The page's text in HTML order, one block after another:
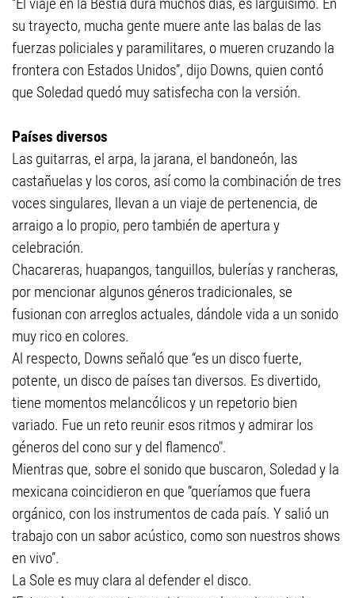
su trayecto, mucha gente muere ante las balas de las
fuerzas policiales y paramilitares, o mueren cruzando la
frontera con Estados Unidos”, dijo Downs, quien contó
que Soledad quedó muy satisfecha con la versión.
Países diversos
Las guitarras, el arpa, la jarana, el bandoneón, las
castañuelas y los coros, así como la combinación de tres
voces singulares, llevan a un viaje de pertenencia, de
arraigo a lo propio, pero también de apertura y
celebración.
Chacareras, huapangos, tanguillos, bulerías y rancheras,
por mencionar algunos géneros tradicionales, se
fusionan con arreglos actuales, dándole vida a un sonido
muy rico en colores.
Al respecto, Downs señaló que “es un disco fuerte,
potente, un disco de países tan diversos. Es divertido,
tiene momentos melancólicos y un repetorio bien
variado. Fue un reto reunir esos ritmos y admirar los
géneros del cono sur y del flamenco".
Mientras que, sobre el sonido que buscaron, Soledad y la
mexicana coincidieron en que “queríamos que fuera
orgánico, con los instrumentos de cada país. Y salió un
trabajo con un sabor acústico, como son nuestros shows
en vivo”.
La Sole es muy clara al defender el disco.